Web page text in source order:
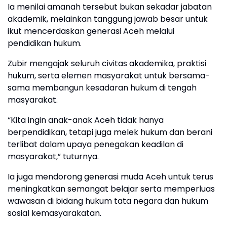
‎Ia menilai amanah tersebut bukan sekadar jabatan
akademik, melainkan tanggung jawab besar untuk
ikut mencerdaskan generasi Aceh melalui
pendidikan hukum.
‎Zubir mengajak seluruh civitas akademika, praktisi
hukum, serta elemen masyarakat untuk bersama-
sama membangun kesadaran hukum di tengah
masyarakat.
‎“Kita ingin anak-anak Aceh tidak hanya
berpendidikan, tetapi juga melek hukum dan berani
terlibat dalam upaya penegakan keadilan di
masyarakat,” tuturnya.
‎Ia juga mendorong generasi muda Aceh untuk terus
meningkatkan semangat belajar serta memperluas
wawasan di bidang hukum tata negara dan hukum
sosial kemasyarakatan.